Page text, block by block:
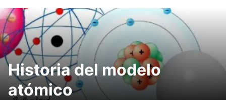
Historia del modelo
atómico